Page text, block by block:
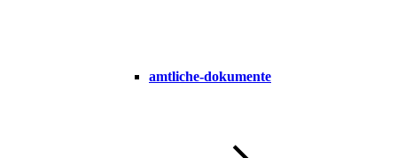
amtliche-dokumente